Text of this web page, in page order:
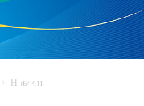
«Один
Новости